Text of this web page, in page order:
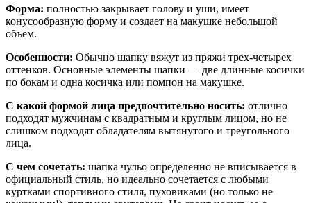
Форма: полностью закрывает голову и уши, имеет
конусообразную форму и создает на макушке небольшой
объем.
Особенности: Обычно шапку вяжут из пряжи трех-четырех
оттенков. Основные элементы шапки — две длинные косички
по бокам и одна косичка или помпон на макушке.
С какой формой лица предпочтительно носить: отлично
подходят мужчинам с квадратным и круглым лицом, но не
слишком подходят обладателям вытянутого и треугольного
лица.
С чем сочетать: шапка чульо определенно не вписывается в
официальный стиль, но идеально сочетается с любыми
куртками спортивного стиля, пуховиками (но только не